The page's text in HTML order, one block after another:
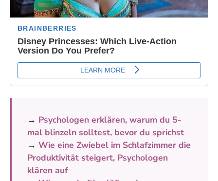
→ Psychologen erklären, warum du 5-
mal blinzeln solltest, bevor du sprichst
→ Wie eine Zwiebel im Schlafzimmer die
Produktivität steigert, Psychologen
klären auf